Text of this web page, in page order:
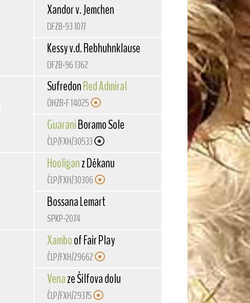
Xandor v. Jemchen
DFZB-93 1077
Kessy v.d. Rebhuhnklause
DFZB-96 1362
SufredonRed Admiral
ÖHZB-F 14025
GuaraniBoramo Sole
ČLP/FXH/30533
Hooliganz Děkanu
ČLP/FXH/30306
Bossana Lemart
SPKP-2074
Xamboof Fair Play
ČLP/FXH/29662
Venaze Šilfova dolu
ČLP/FXH/29375